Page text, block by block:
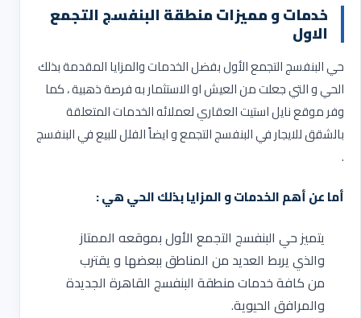
خدمات و مميزات منطقة البنفسج التجمع
الاول
حي البنفسج التجمع الأول بفضل الخدمات والمزايا المقدمة بذلك
الحي و التي جعلت من العيش او الاستثمار به فرصة ذهبية ، كما
وفر موقع نايل استيت العقاري لعملائه الخدمات المتعلقة
بالشقق للايجار في البنفسج التجمع و ايضاً الفلل للبيع في البنفسج
.
أما عن أهم الخدمات و المزايا بذلك الحي هي :
يتميز حي البنفسج التجمع الأول بموقعه الممتاز
والذي يربط العديد من المناطق ببعضها و يقترب
من كافة خدمات منطقة البنفسج القاهرة الجديدة
والمرافق الحيوية.